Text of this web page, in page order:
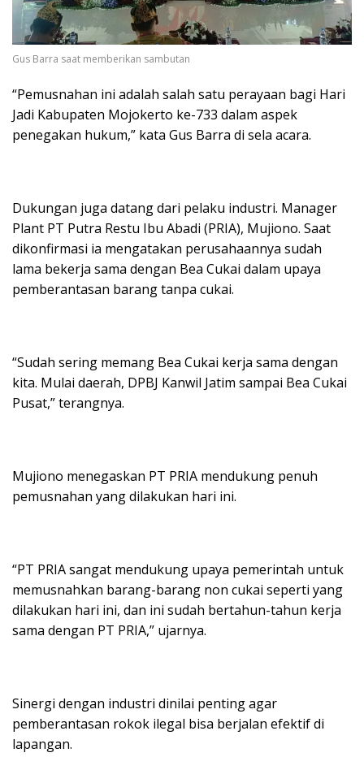
Gus Barra saat memberikan sambutan
“Pemusnahan ini adalah salah satu perayaan bagi Hari
Jadi Kabupaten Mojokerto ke-733 dalam aspek
penegakan hukum,” kata Gus Barra di sela acara.
Dukungan juga datang dari pelaku industri. Manager
Plant PT Putra Restu Ibu Abadi (PRIA), Mujiono. Saat
dikonfirmasi ia mengatakan perusahaannya sudah
lama bekerja sama dengan Bea Cukai dalam upaya
pemberantasan barang tanpa cukai.
“Sudah sering memang Bea Cukai kerja sama dengan
kita. Mulai daerah, DPBJ Kanwil Jatim sampai Bea Cukai
Pusat,” terangnya.
Mujiono menegaskan PT PRIA mendukung penuh
pemusnahan yang dilakukan hari ini.
“PT PRIA sangat mendukung upaya pemerintah untuk
memusnahkan barang-barang non cukai seperti yang
dilakukan hari ini, dan ini sudah bertahun-tahun kerja
sama dengan PT PRIA,” ujarnya.
Sinergi dengan industri dinilai penting agar
pemberantasan rokok ilegal bisa berjalan efektif di
lapangan.